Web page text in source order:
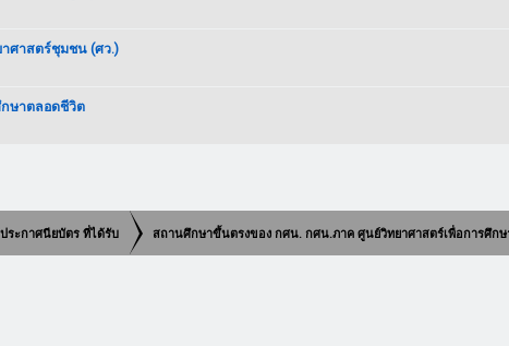
ศาสตร์ชุมชน (ศว.)
ษาตลอดชีวิต
ระกาศนียบัตร ที่ได้รับ สถานศึกษาขึ้นตรงของ กศน. กศน.ภาค ศูนย์วิทยาศาสตร์เพื่อการศึกษ